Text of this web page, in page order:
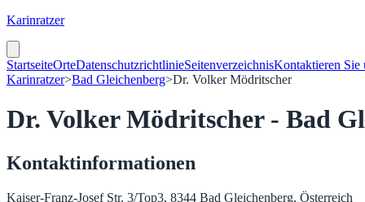
Karinratzer
StartseiteOrteDatenschutzrichtlinieSeitenverzeichnisKontaktieren Sie
Karinratzer>Bad Gleichenberg>Dr. Volker Mödritscher
Dr. Volker Mödritscher - Bad
Kontaktinformationen
Kaiser-Franz-Josef Str. 3/Top3, 8344 Bad Gleichenberg, Österreich